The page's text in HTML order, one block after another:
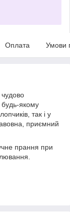
Оплата Умови
будь-якому
так і у
приємний
прання при